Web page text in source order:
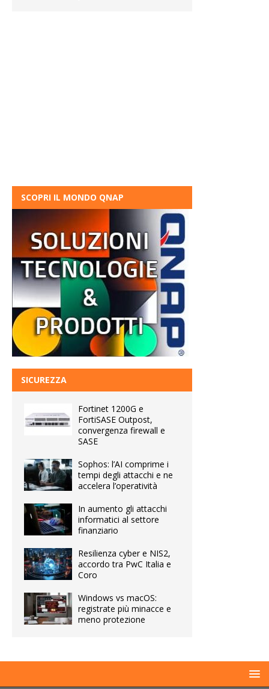
SCOPRI IL MONDO QNAP
SICUREZZA
Fortinet 1200G e
FortiSASE Outpost,
convergenza firewall e
SASE
Sophos: l’AI comprime i
tempi degli attacchi e ne
accelera l’operatività
In aumento gli attacchi
informatici al settore
finanziario
Resilienza cyber e NIS2,
accordo tra PwC Italia e
Coro
Windows vs macOS:
registrate più minacce e
meno protezione